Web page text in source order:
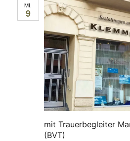
MI.
9
mit Trauerbegleiter
(BVT)